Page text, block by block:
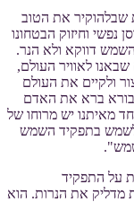
שבלהוקיר את הטוב
נפשי וחיזוק הבטחונו
דווקא ולא הנר.
לאוויר העולם,
ולקיים את העולם
ברא את האדם
מאיתנו יש מרוחו של
לשמש בתפקיד השמש
על התפקיד
את הנרות. הוא